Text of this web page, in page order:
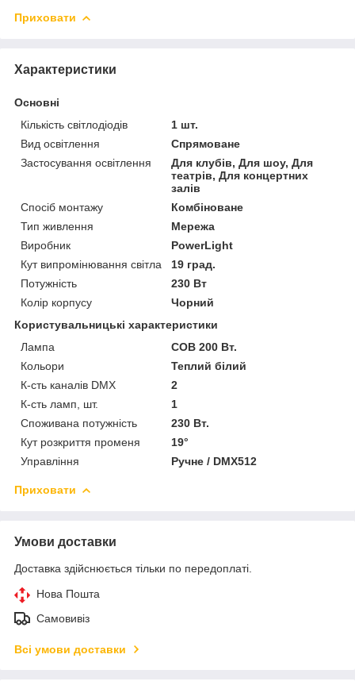
Приховати
Характеристики
Основні
Кількість світлодіодів
1 шт.
Вид освітлення
Спрямоване
Застосування освітлення
Для клубів, Для шоу, Для
театрів, Для концертних
залів
Спосіб монтажу
Комбіноване
Тип живлення
Мережа
Виробник
PowerLight
Кут випромінювання світла
19 град.
Потужність
230 Вт
Колір корпусу
Чорний
Користувальницькі характеристики
Лампа
COB 200 Вт.
Кольори
Теплий білий
К-сть каналів DMX
2
К-сть ламп, шт.
1
Споживана потужність
230 Вт.
Кут розкриття променя
19°
Управління
Ручне / DMX512
Приховати
Умови доставки
Доставка здійснюється тільки по передоплаті.
Нова Пошта
Самовивіз
Всі умови доставки